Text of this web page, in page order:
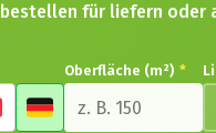
für liefern oder
Oberfläche (m²) *